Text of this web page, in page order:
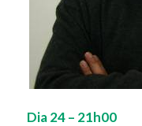
Dia 24 – 21h00